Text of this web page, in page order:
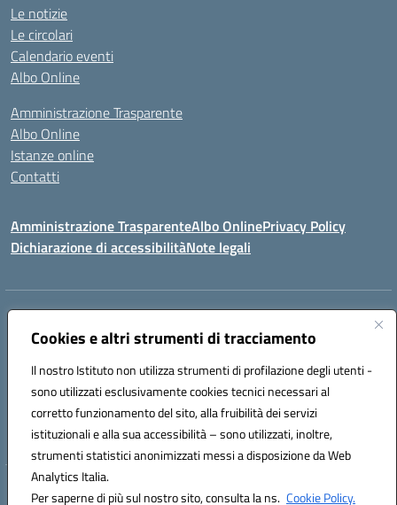
Cookies e altri strumenti di tracciamento
Il nostro Istituto non utilizza strumenti di profilazione degli utenti -
sono utilizzati esclusivamente cookies tecnici necessari al
corretto funzionamento del sito, alla fruibilità dei servizi
istituzionali e alla sua accessibilità – sono utilizzati, inoltre,
strumenti statistici anonimizzati messi a disposizione da Web
Analytics Italia.
Per saperne di più sul nostro sito, consulta la ns. Cookie Policy.
Le notizie
Le circolari
Calendario eventi
Albo Online
Amministrazione Trasparente
Albo Online
Istanze online
Contatti
Amministrazione TrasparenteAlbo OnlinePrivacy Policy
Dichiarazione di accessibilitàNote legali
Indirizzo:
Centralino:0885/422972 Email:FGIC84600D@istruzione.it
Codice fiscale: 81004320719
Codice meccanografico:
FGIC84600D
Codice Indice delle Pubbliche Amministrazioni (IPA): istsc_FGIC84600D
Hosting & Powered by 3D Solution S.r.l.